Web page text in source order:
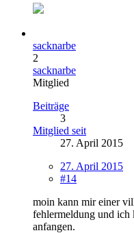
sacknarbe
2
sacknarbe
Mitglied
Beiträge
3
Mitglied seit
27. April 2015
27. April 2015
#14
moin kann mir einer
fehlermeldung und
anfangen.